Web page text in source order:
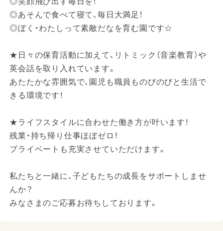
◎あそんで食べて寝て、毎日大満足！
◎ぼく・わたしって素敵だなを育む園です☆
★日々の保育活動に加えて、リトミック（音楽教育）や
英会話を取り入れています。
あたたかな雰囲気で、園児も職員ものびのびと生活で
きる環境です！
★ライフスタイルに合わせた働き方が叶います！
残業・持ち帰り仕事ほぼゼロ！
プライベートも充実させていただけます。
私たちと一緒に、子どもたちの成長をサポートしませ
んか？
みなさまのご応募お待ちしております。